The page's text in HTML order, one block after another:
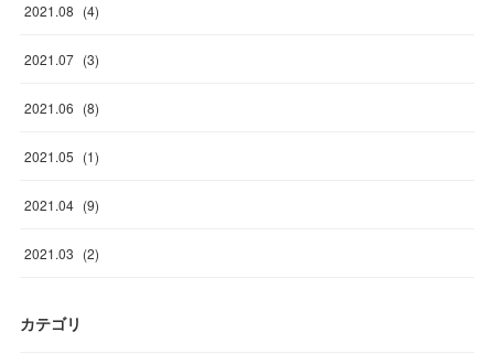
2021.08 (4)
2021.07 (3)
2021.06 (8)
2021.05 (1)
2021.04 (9)
2021.03 (2)
カテゴリ